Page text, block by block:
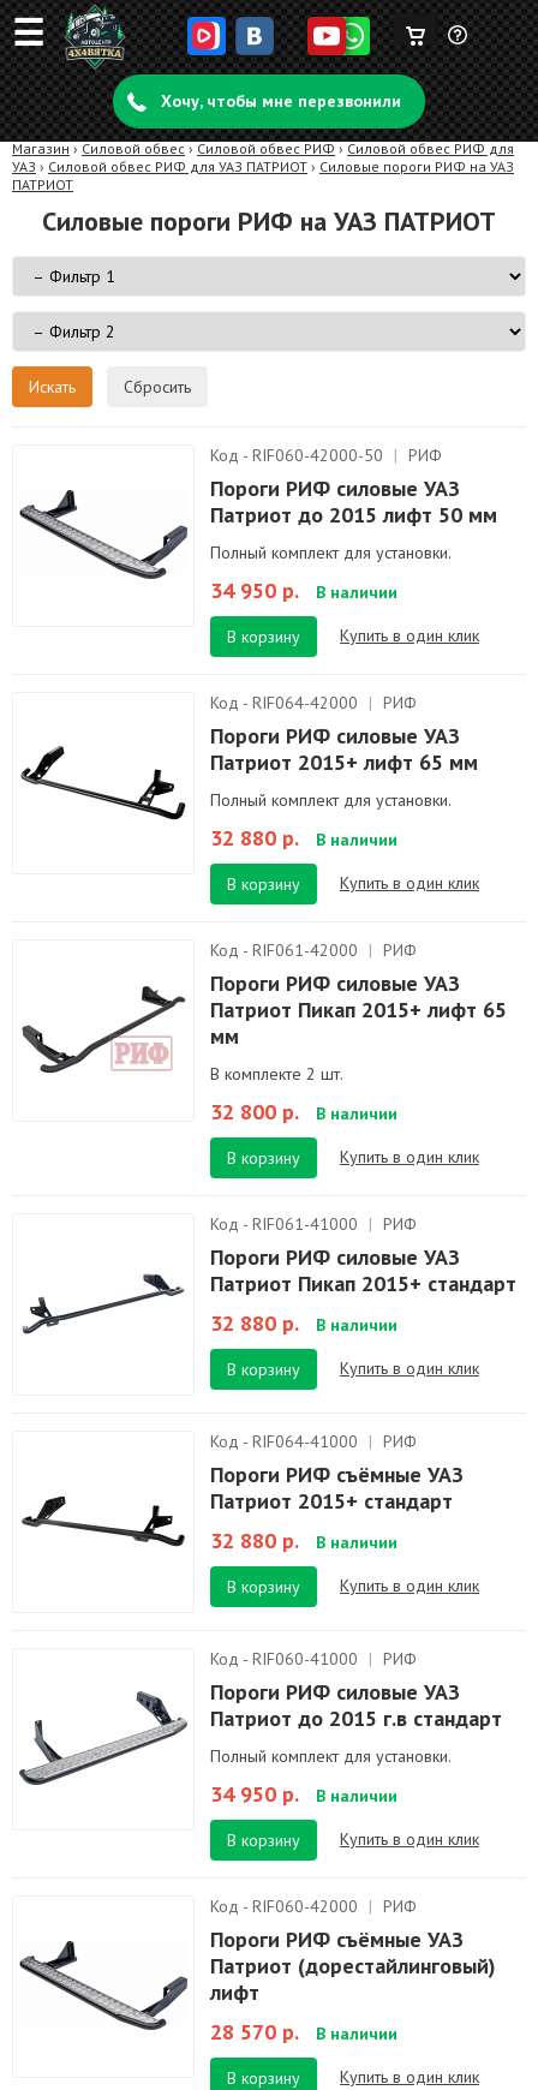
☰ Задать
вопрос
Корзина
пуста
Хочу, чтобы мне перезвонили
Магазин › Силовой обвес › Силовой обвес РИФ › Силовой обвес РИФ для
УАЗ › Силовой обвес РИФ для УАЗ ПАТРИОТ › Силовые пороги РИФ на УАЗ
ПАТРИОТ
Силовые пороги РИФ на УАЗ ПАТРИОТ
Сбросить
Код - RIF060-42000-50 | РИФ
Пороги РИФ силовые УАЗ
Патриот до 2015 лифт 50 мм
Полный комплект для установки.
34 950 р. В наличии
В корзину Купить в один клик
Код - RIF064-42000 | РИФ
Пороги РИФ силовые УАЗ
Патриот 2015+ лифт 65 мм
Полный комплект для установки.
32 880 р. В наличии
В корзину Купить в один клик
Код - RIF061-42000 | РИФ
Пороги РИФ силовые УАЗ
Патриот Пикап 2015+ лифт 65
мм
В комплекте 2 шт.
32 800 р. В наличии
В корзину Купить в один клик
Код - RIF061-41000 | РИФ
Пороги РИФ силовые УАЗ
Патриот Пикап 2015+ стандарт
32 880 р.
В наличии
В корзину Купить в один клик
Код - RIF064-41000 | РИФ
Пороги РИФ съёмные УАЗ
Патриот 2015+ стандарт
32 880 р.
В наличии
В корзину Купить в один клик
Код - RIF060-41000 | РИФ
Пороги РИФ силовые УАЗ
Патриот до 2015 г.в стандарт
Полный комплект для установки.
34 950 р. В наличии
В корзину Купить в один клик
Код - RIF060-42000 | РИФ
Пороги РИФ съёмные УАЗ
Патриот (дорестайлинговый)
лифт
28 570 р.
В наличии
В корзину Купить в один клик